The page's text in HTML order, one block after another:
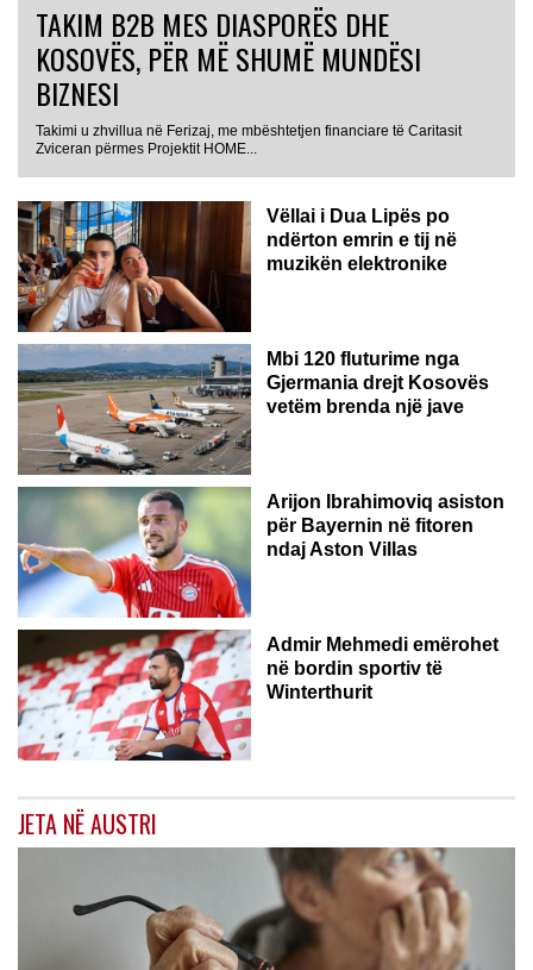
TAKIM B2B MES DIASPORËS DHE
KOSOVËS, PËR MË SHUMË MUNDËSI
BIZNESI
Takimi u zhvillua në Ferizaj, me mbështetjen financiare të Caritasit
Zviceran përmes Projektit HOME...
Vëllai i Dua Lipës po
ndërton emrin e tij në
muzikën elektronike
GJERMANI
Mbi 120 fluturime nga
Gjermania drejt Kosovës
vetëm brenda një jave
Arijon Ibrahimoviq asiston
për Bayernin në fitoren
ndaj Aston Villas
ZVICËR
Admir Mehmedi emërohet
në bordin sportiv të
Winterthurit
JETA NË AUSTRI